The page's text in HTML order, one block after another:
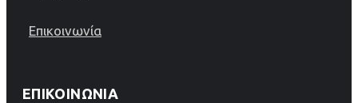
Επικοινωνία
ΕΠΙΚΟΙΝΩΝΊΑ